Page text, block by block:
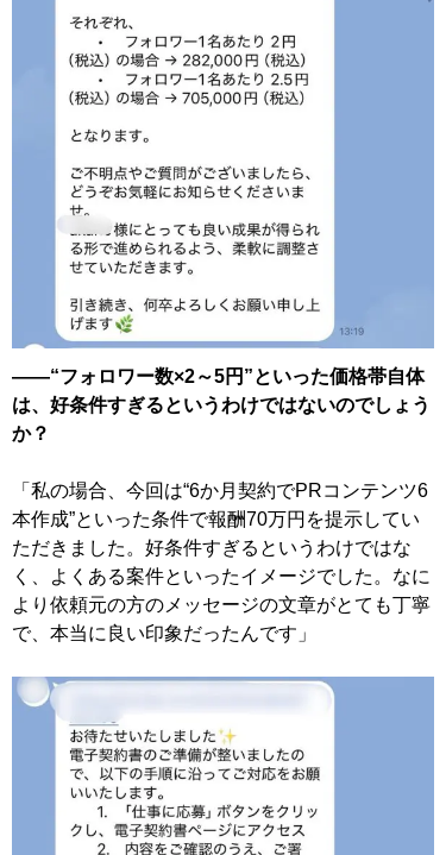
――“フォロワー数×2～5円”といった価格帯自体
は、好条件すぎるというわけではないのでしょう
か？
「私の場合、今回は“6か月契約でPRコンテンツ6
本作成”といった条件で報酬70万円を提示してい
ただきました。好条件すぎるというわけではな
く、よくある案件といったイメージでした。なに
より依頼元の方のメッセージの文章がとても丁寧
で、本当に良い印象だったんです」